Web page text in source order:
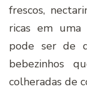
frescos,
ricas em uma
pode ser de
bebezinhos
colheradas de